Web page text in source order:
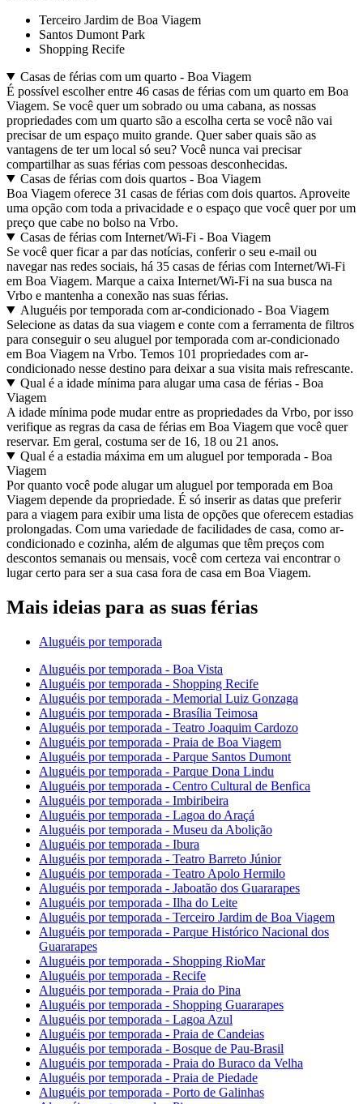
Terceiro Jardim de Boa Viagem
Santos Dumont Park
Shopping Recife
Casas de férias com um quarto - Boa Viagem
É possível escolher entre 46 casas de férias com um quarto em Boa
Viagem. Se você quer um sobrado ou uma cabana, as nossas
propriedades com um quarto são a escolha certa se você não vai
precisar de um espaço muito grande. Quer saber quais são as
vantagens de ter um local só seu? Você nunca vai precisar
compartilhar as suas férias com pessoas desconhecidas.
Casas de férias com dois quartos - Boa Viagem
Boa Viagem oferece 31 casas de férias com dois quartos. Aproveite
uma opção com toda a privacidade e o espaço que você quer por um
preço que cabe no bolso na Vrbo.
Casas de férias com Internet/Wi-Fi - Boa Viagem
Se você quer ficar a par das notícias, conferir o seu e-mail ou
navegar nas redes sociais, há 35 casas de férias com Internet/Wi-Fi
em Boa Viagem. Marque a caixa Internet/Wi-Fi na sua busca na
Vrbo e mantenha a conexão nas suas férias.
Aluguéis por temporada com ar-condicionado - Boa Viagem
Selecione as datas da sua viagem e conte com a ferramenta de filtros
para conseguir o seu aluguel por temporada com ar-condicionado
em Boa Viagem na Vrbo. Temos 101 propriedades com ar-
condicionado nesse destino para deixar a sua visita mais refrescante.
Qual é a idade mínima para alugar uma casa de férias - Boa
Viagem
A idade mínima pode mudar entre as propriedades da Vrbo, por isso
verifique as regras da casa de férias em Boa Viagem que você quer
reservar. Em geral, costuma ser de 16, 18 ou 21 anos.
Qual é a estadia máxima em um aluguel por temporada - Boa
Viagem
Por quanto você pode alugar um aluguel por temporada em Boa
Viagem depende da propriedade. É só inserir as datas que preferir
para a viagem para exibir uma lista de opções que oferecem estadias
prolongadas. Com uma variedade de facilidades de casa, como ar-
condicionado e cozinha, além de algumas que têm preços com
descontos semanais ou mensais, você com certeza vai encontrar o
lugar certo para ser a sua casa fora de casa em Boa Viagem.
Mais ideias para as suas férias
Aluguéis por temporada
Aluguéis por temporada - Boa Vista
Aluguéis por temporada - Shopping Recife
Aluguéis por temporada - Memorial Luiz Gonzaga
Aluguéis por temporada - Brasília Teimosa
Aluguéis por temporada - Teatro Joaquim Cardozo
Aluguéis por temporada - Praia de Boa Viagem
Aluguéis por temporada - Parque Santos Dumont
Aluguéis por temporada - Parque Dona Lindu
Aluguéis por temporada - Centro Cultural de Benfica
Aluguéis por temporada - Imbiribeira
Aluguéis por temporada - Lagoa do Araçá
Aluguéis por temporada - Museu da Abolição
Aluguéis por temporada - Ibura
Aluguéis por temporada - Teatro Barreto Júnior
Aluguéis por temporada - Teatro Apolo Hermilo
Aluguéis por temporada - Jaboatão dos Guararapes
Aluguéis por temporada - Ilha do Leite
Aluguéis por temporada - Terceiro Jardim de Boa Viagem
Aluguéis por temporada - Parque Histórico Nacional dos
Guararapes
Aluguéis por temporada - Shopping RioMar
Aluguéis por temporada - Recife
Aluguéis por temporada - Praia do Pina
Aluguéis por temporada - Shopping Guararapes
Aluguéis por temporada - Lagoa Azul
Aluguéis por temporada - Praia de Candeias
Aluguéis por temporada - Bosque de Pau-Brasil
Aluguéis por temporada - Praia do Buraco da Velha
Aluguéis por temporada - Praia de Piedade
Aluguéis por temporada - Porto de Galinhas